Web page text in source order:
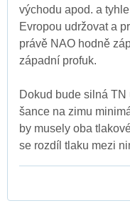
východu apod. a
Evropou udržovat a
právě NAO hodně
západní profuk.
Dokud bude silná TN
šance na zimu
by musely oba
se rozdíl tlaku mezi